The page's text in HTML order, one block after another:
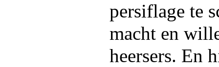
persiflage te
macht en
heersers. En